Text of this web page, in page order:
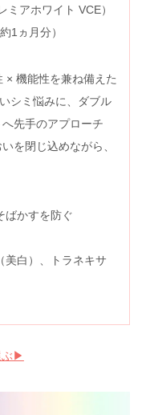
ミアホワイト VCE）
1ヵ月分）
× 機能性を兼ね備えた
シミ悩みに、ダブル
先手のアプローチ
を閉じ込めながら、
ばかすを防ぐ
美白）、トラネキサ
ぶ▶